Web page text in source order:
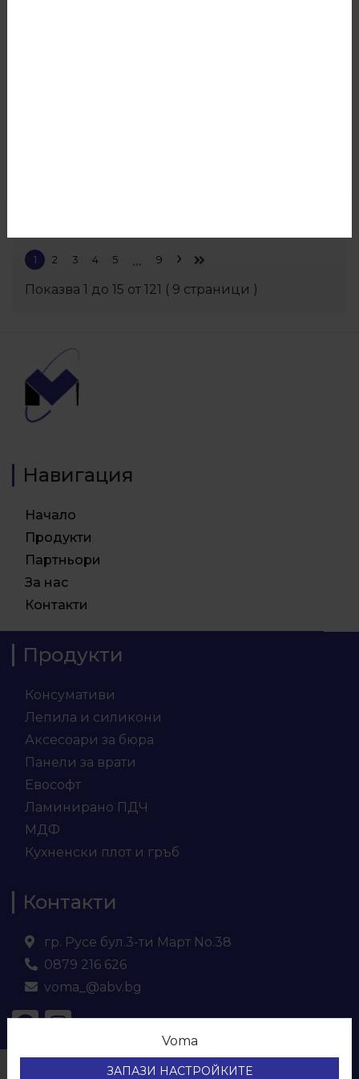
Voma
ЗАПАЗИ НАСТРОЙКИТЕ
1 2 3 4 5 … 9 ›
Показва 1 до 15 от 121 ( 9 страници )
Навигация
Начало
Продукти
Партньори
За нас
Контакти
Продукти
Консумативи
Лепила и силикони
Аксесоари за бюра
Панели за врати
Евософт
Ламинирано ПДЧ
МДФ
Кухненски плот и гръб
Контакти
гр. Русе бул.3-ти Март No.38
0879 216 626
voma_@abv.bg
© ВОМА ЕООД